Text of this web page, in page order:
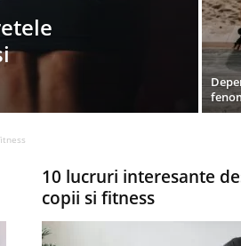
10 lucruri interesante
copii si fitness